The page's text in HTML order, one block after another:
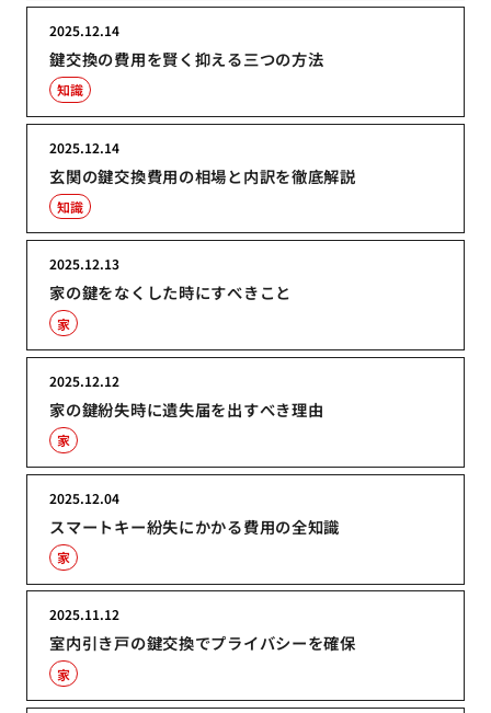
鍵交換の費用を賢く抑える三つの方法
2025.12.14
知識
玄関の鍵交換費用の相場と内訳を徹底解説
2025.12.14
知識
家の鍵をなくした時にすべきこと
2025.12.13
家
家の鍵紛失時に遺失届を出すべき理由
2025.12.12
家
スマートキー紛失にかかる費用の全知識
2025.12.04
家
室内引き戸の鍵交換でプライバシーを確保
2025.11.12
家